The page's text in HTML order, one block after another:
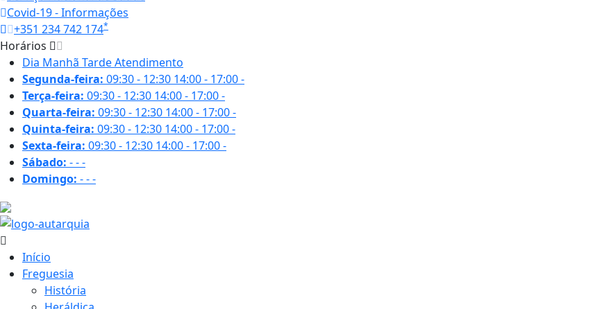
Covid-19 - Informações
+351 234 742 174*
Horários
Dia Manhã TardeAtendimento
Segunda-feira: 09:30 - 12:30 14:00 - 17:00-
Terça-feira: 09:30 - 12:30 14:00 - 17:00-
Quarta-feira: 09:30 - 12:30 14:00 - 17:00-
Quinta-feira: 09:30 - 12:30 14:00 - 17:00-
Sexta-feira: 09:30 - 12:30 14:00 - 17:00-
Sábado: ---
Domingo: ---
Início
Freguesia
História